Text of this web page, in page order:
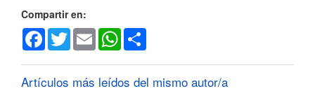
Compartir en:
Facebook
TwitterEmail WhatsApp
Artículos más leídos del mismo autor/a